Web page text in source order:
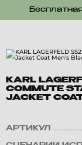
KARL
COMMUTE
JACKET
АРТИКУЛ